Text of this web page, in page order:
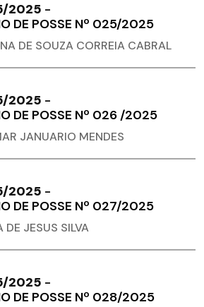
2025 -
DE POSSE Nº 025/2025
DE SOUZA CORREIA CABRAL
2025 -
DE POSSE Nº 026 /2025
JANUARIO MENDES
2025 -
DE POSSE Nº 027/2025
DE JESUS SILVA
2025 -
DE POSSE Nº 028/2025